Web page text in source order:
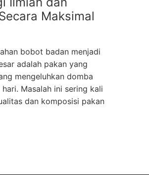
Maksimal
bobot badan menjadi
adalah pakan yang
mengeluhkan domba
Masalah ini sering kali
dan komposisi pakan